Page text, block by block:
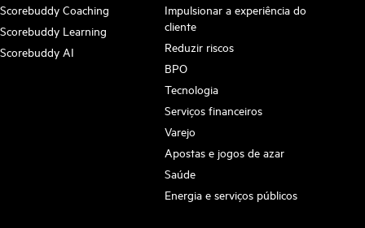
Scorebuddy Coaching
Scorebuddy Learning
Scorebuddy AI
Impulsionar a experiência do
cliente
Reduzir riscos
BPO
Tecnologia
Serviços financeiros
Varejo
Apostas e jogos de azar
Saúde
Energia e serviços públicos